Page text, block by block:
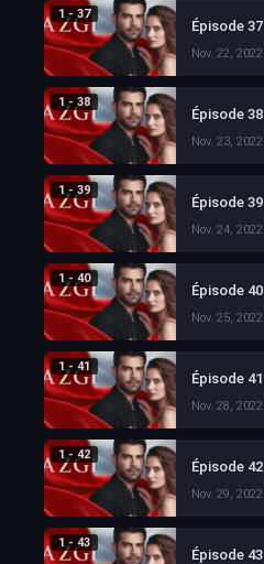
1 - 37
Épisode 37
Nov. 22, 2022
1 - 38
Épisode 38
Nov. 23, 2022
1 - 39
Épisode 39
Nov. 24, 2022
1 - 40
Épisode 40
Nov. 25, 2022
1 - 41
Épisode 41
Nov. 28, 2022
1 - 42
Épisode 42
Nov. 29, 2022
1 - 43
Épisode 43